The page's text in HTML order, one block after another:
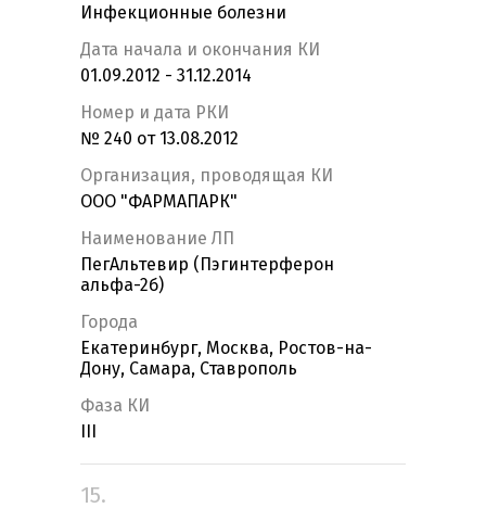
Инфекционные болезни
Дата начала и окончания КИ
01.09.2012 - 31.12.2014
Номер и дата РКИ
№ 240 от 13.08.2012
Организация, проводящая КИ
ООО "ФАРМАПАРК"
Наименование ЛП
ПегАльтевир (Пэгинтерферон
альфа-2б)
Города
Екатеринбург, Москва, Ростов-на-
Дону, Самара, Ставрополь
Фаза КИ
15.